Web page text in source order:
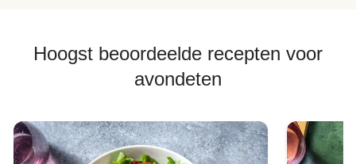
Hoogst beoordeelde recepten voor
avondeten